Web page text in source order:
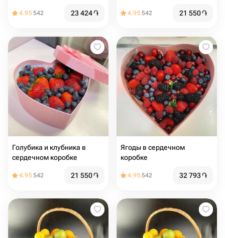
4.95542 23 424֏ 4.95542 21 550֏
Голубика и клубника в
сердечном коробке
4.95542 21 550֏
Ягоды в сердечном
коробке
4.95542 32 793֏